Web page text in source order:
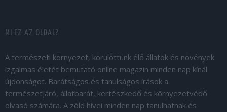
MI EZ AZ OLDAL?
A természeti környezet, körülöttünk élő állatok és növények
izgalmas életét bemutató online magazin minden nap kínál
újdonságot. Barátságos és tanulságos írások a
természetjáró, állatbarát, kertészkedő és környezetvédő
olvasó számára. A zöld hívei minden nap tanulhatnak és